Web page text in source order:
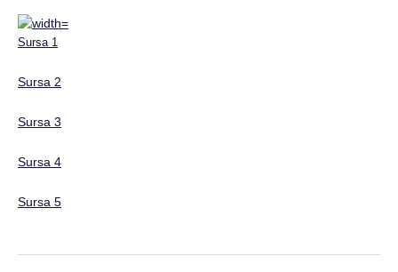
Sursa 1
Sursa 2
Sursa 3
Sursa 4
Sursa 5